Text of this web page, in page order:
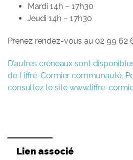
Mardi 14h – 17h30
Jeudi 14h – 17h30
Prenez rendez-vous au 02 99 62
D’autres créneaux sont
de Liffré-Cormier communauté.
consultez le site www.liffre-
Lien associé